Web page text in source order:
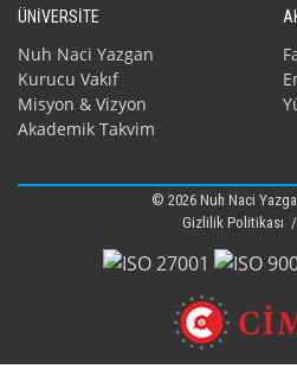
ÜNİVERSİTE
Nuh Naci Yazgan
Kurucu Vakıf
Misyon & Vizyon
Akademik Takvim
© 2026 Nuh Naci
Gizlilik Politikası /